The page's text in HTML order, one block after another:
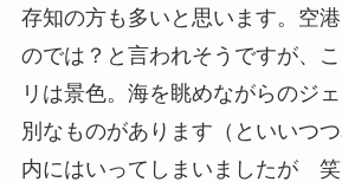
存知の方も多いと思います。空
のでは？と言われそうですが、
リは景色。海を眺めながらのジ
別なものがあります（といいつ
内にはいってしまいましたが 笑